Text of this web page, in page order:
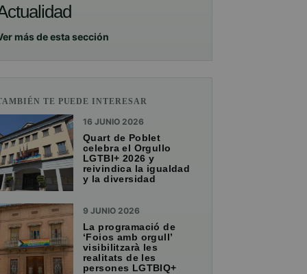
más de esta sección
TE PUEDE INTERESAR
16 JUNIO 2026
Quart de Poblet
celebra el Orgullo
LGTBI+ 2026 y
reivindica la igualdad
y la diversidad
9 JUNIO 2026
La programació de
‘Foios amb orgull’
visibilitzarà les
realitats de les
persones LGTBIQ+